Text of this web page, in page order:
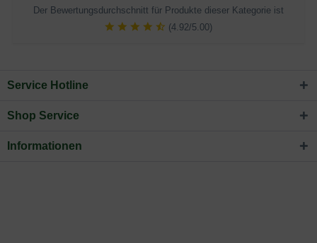
Der Bewertungsdurchschnitt für Produkte dieser Kategorie ist
(4.92/5.00)
Service Hotline
Shop Service
Informationen